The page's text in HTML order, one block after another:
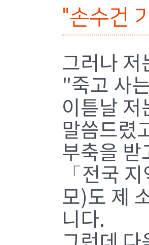
"손수건
그러나 저
"죽고 사
이튿날
말씀드렸
부축을 받
「전국
모)도 제
니다.